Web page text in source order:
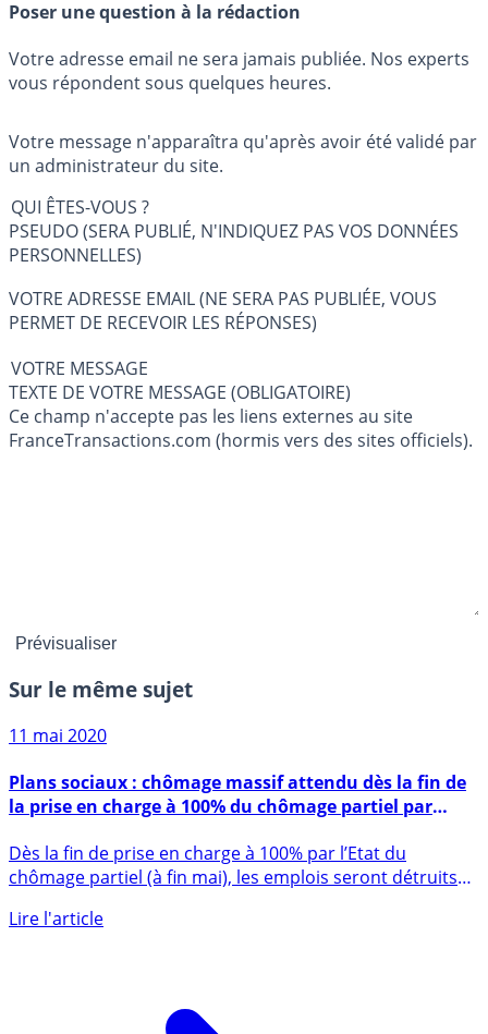
Poser une question à la rédaction
Votre adresse email ne sera jamais publiée. Nos experts
vous répondent sous quelques heures.
Votre message n'apparaîtra qu'après avoir été validé par
un administrateur du site.
QUI ÊTES-VOUS ?
PSEUDO (SERA PUBLIÉ, N'INDIQUEZ PAS VOS DONNÉES
PERSONNELLES)
VOTRE ADRESSE EMAIL (NE SERA PAS PUBLIÉE, VOUS
PERMET DE RECEVOIR LES RÉPONSES)
VOTRE MESSAGE
TEXTE DE VOTRE MESSAGE (OBLIGATOIRE)
Ce champ n'accepte pas les liens externes au site
FranceTransactions.com (hormis vers des sites officiels).
Sur le même sujet
11 mai 2020
la prise en charge à 100% du chômage partiel par
l’Etat
chômage partiel (à fin mai), les emplois seront détruits